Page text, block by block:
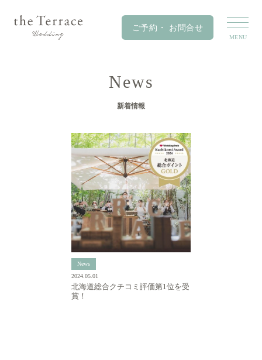
News
新着情報
News
2024.05.01
北海道総合クチコミ評価第1位を受
賞！